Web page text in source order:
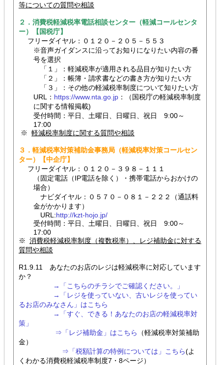
等についての質問や相談
２．消費税軽減税率電話相談センター（軽減コールセンタ
ー）【国税庁】
フリーダイヤル：０１２０－２０５－５５３
※音声ガイダンスに沿ってお知りになりたい内容の番
号を選択
「１」：軽減税率が適用される品目が知りたい方
「２」：帳簿・請求書などの書き方が知りたい方
「３」：その他の軽減税率制度について知りたい方
URL： https://www.nta.go.jp：（国税庁の軽減税率制度
に関する情報掲載)
受付時間：平日、土曜日、日曜日、祝日 9:00～
17:00
※ 軽減税率制度に関する質問や相談
３．軽減税率対策補助金事務局（軽減税率対策コールセン
ター）【中企庁】
フリーダイヤル：０１２０－３９８－１１１
（固定電話（IP電話を除く）・携帯電話からおかけの
場合）
ナビダイヤル：０５７０－０８１－２２２（通話料
金がかかります）
URL:http://kzt-hojo.jp/
受付時間：平日、土曜日、日曜日、祝日 9:00～
17:00
※ 消費税軽減税率制度（複数税率）、レジ補助金に対する
質問や相談
R1.9.11 あなたのお店のレジは軽減税率に対応しています
か？
→「こちらのチラシでご確認ください。」
→「レジを使っていない、古いレジを使ってい
るお店のみなさん」はこちら
→「すぐ、できる！あなたのお店の軽減税率対
策」
⇒「レジ補助金」はこちら
（軽減税率対策補助
金）
⇒「税額計算の特例については」こちら(よ
くわかる消費税軽減税率制度7・8ページ）